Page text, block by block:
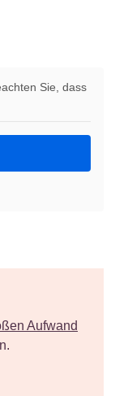
Sie, dass
Aufwand